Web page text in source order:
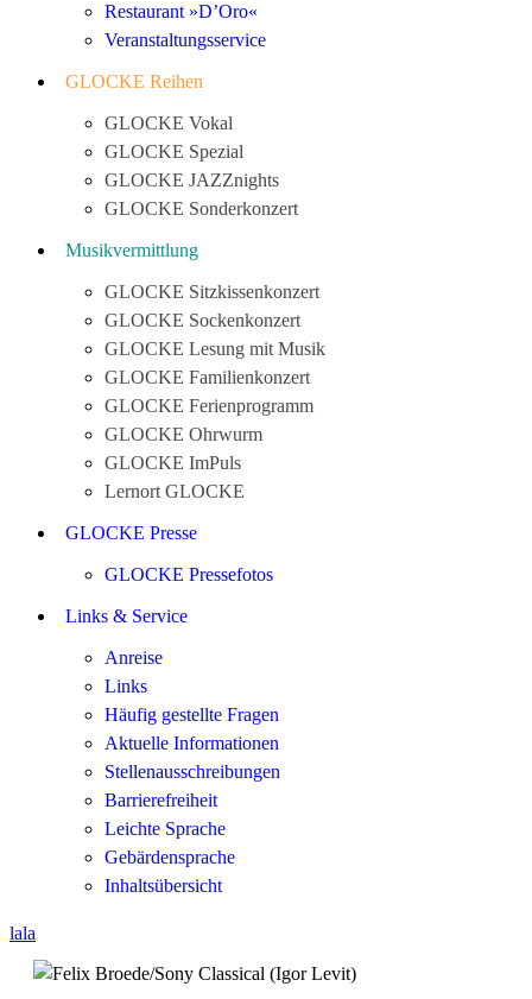
Restaurant »D’Oro«
Veranstaltungsservice
GLOCKE Reihen
GLOCKE Vokal
GLOCKE Spezial
GLOCKE JAZZnights
GLOCKE Sonderkonzert
Musikvermittlung
GLOCKE Sitzkissenkonzert
GLOCKE Sockenkonzert
GLOCKE Lesung mit Musik
GLOCKE Familienkonzert
GLOCKE Ferienprogramm
GLOCKE Ohrwurm
GLOCKE ImPuls
Lernort GLOCKE
GLOCKE Presse
GLOCKE Pressefotos
Links & Service
Anreise
Links
Häufig gestellte Fragen
Aktuelle Informationen
Stellenausschreibungen
Barrierefreiheit
Leichte Sprache
Gebärdensprache
Inhaltsübersicht
lala